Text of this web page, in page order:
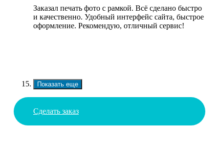
Заказал печать фото с рамкой. Всё сделано быстро
и качественно. Удобный интерфейс сайта, быстрое
оформление. Рекомендую, отличный сервис!
Показать еще
Сделать заказ